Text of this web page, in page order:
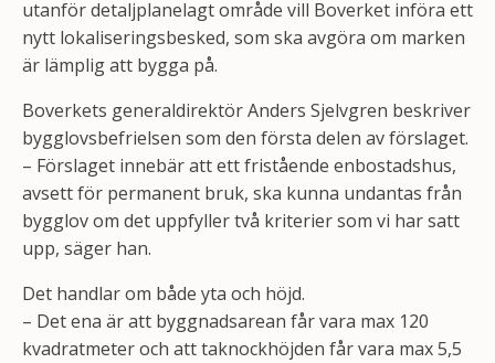
utanför detaljplanelagt område vill Boverket införa ett
nytt lokaliseringsbesked, som ska avgöra om marken
är lämplig att bygga på.
Boverkets generaldirektör Anders Sjelvgren beskriver
bygglovsbefrielsen som den första delen av förslaget.
– Förslaget innebär att ett fristående enbostadshus,
avsett för permanent bruk, ska kunna undantas från
bygglov om det uppfyller två kriterier som vi har satt
upp, säger han.
Det handlar om både yta och höjd.
– Det ena är att byggnadsarean får vara max 120
kvadratmeter och att taknockhöjden får vara max 5,5